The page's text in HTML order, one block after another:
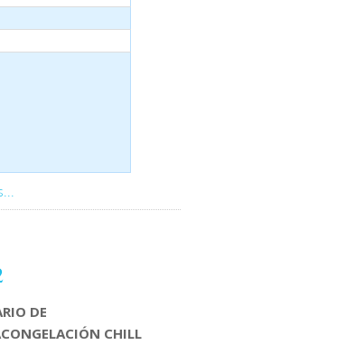
DE
CHILL